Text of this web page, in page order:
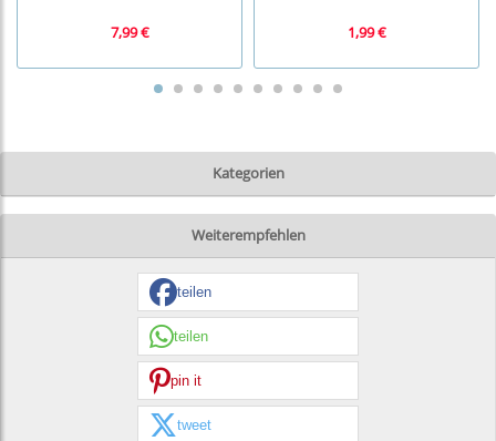
Kategorien
7,99 € 1,99 €
Weiterempfehlen
teilen
teilen
pin it
tweet